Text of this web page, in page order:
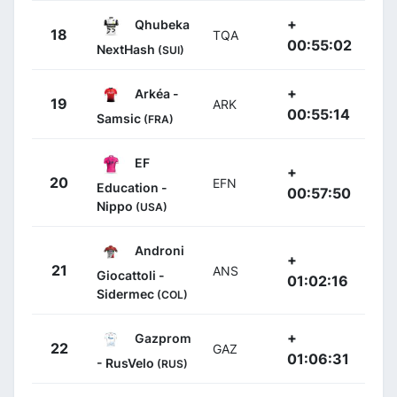
18
Qhubeka
NextHash (SUI)
TQA
+
00:55:02
19
Arkéa -
Samsic (FRA)
ARK
+
00:55:14
20
EF
Education -
Nippo (USA)
EFN
+
00:57:50
21
Androni
Giocattoli -
Sidermec (COL)
ANS
+
01:02:16
22
Gazprom
- RusVelo (RUS)
GAZ
+
01:06:31